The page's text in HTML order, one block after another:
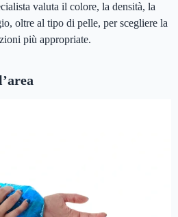
valuta il colore, la densità, la
oltre al tipo di pelle, per scegliere la
più appropriate.